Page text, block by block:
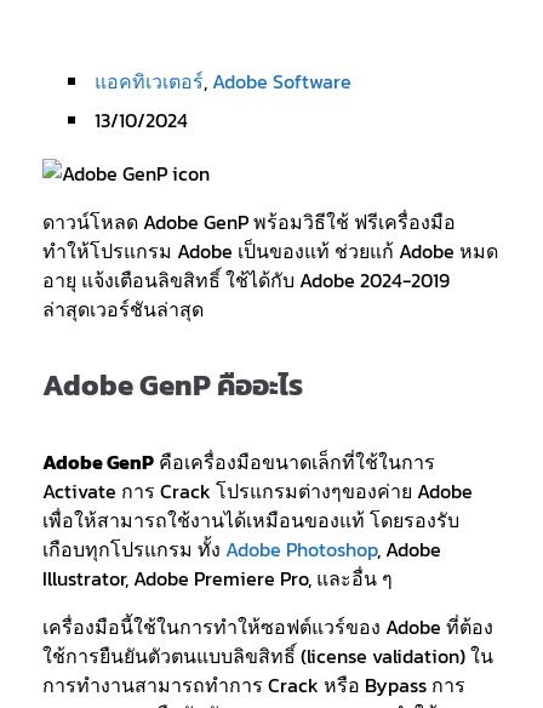
แอคทิเวเตอร์,Adobe Software
13/10/2024
ดาวน์โหลด Adobe GenP พร้อมวิธีใช้ ฟรีเครื่องมือ
ทำให้โปรแกรม Adobe เป็นของแท้ ช่วยแก้ Adobe หมด
อายุ แจ้งเตือนลิขสิทธิ์ ใช้ได้กับ Adobe 2024-2019
ล่าสุดเวอร์ชันล่าสุด
Adobe GenP คืออะไร
Adobe GenP คือเครื่องมือขนาดเล็กที่ใช้ในการ
Activate การ Crack โปรแกรมต่างๆของค่าย Adobe
เพื่อให้สามารถใช้งานได้เหมือนของแท้ โดยรองรับ
เกือบทุกโปรแกรม ทั้ง Adobe Photoshop, Adobe
Illustrator, Adobe Premiere Pro, และอื่น ๆ
เครื่องมือนี้ใช้ในการทำให้ซอฟต์แวร์ของ Adobe ที่ต้อง
ใช้การยืนยันตัวตนแบบลิขสิทธิ์ (license validation) ใน
การทำงานสามารถทำการ Crack หรือ Bypass การ